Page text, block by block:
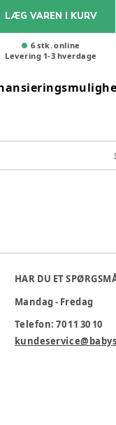
LÆG VAREN I KURV
6 stk. online
Levering 1-3 hverdage
HAR DU ET
Mandag - Fredag
Telefon: 70 11 30 10